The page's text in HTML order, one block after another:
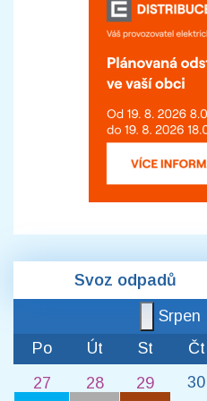
Svoz odpadů
Srpen
Po
Út St Čt
27
28
29
30